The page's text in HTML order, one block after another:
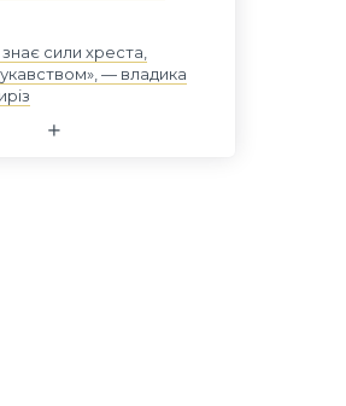
сили хреста,
— владика